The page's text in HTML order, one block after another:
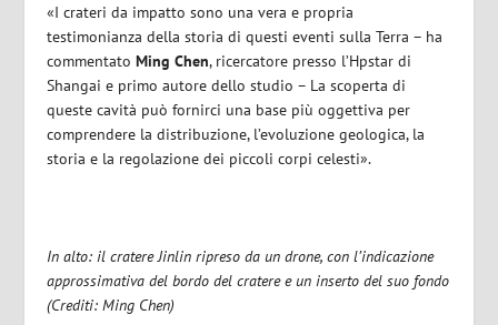
«I crateri da impatto sono una vera e propria
testimonianza della storia di questi eventi sulla Terra – ha
commentatoMing Chen, ricercatore presso l’Hpstar di
Shangai e primo autore dello studio – La scoperta di
queste cavità può fornirci una base più oggettiva per
comprendere la distribuzione, l’evoluzione geologica, la
storia e la regolazione dei piccoli corpi celesti».
In alto: il cratere Jinlin ripreso da un drone, con l’indicazione
approssimativa del bordo del cratere e un inserto del suo fondo
(Crediti: Ming Chen)